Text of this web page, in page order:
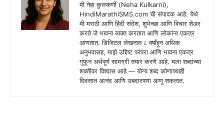
मी नेहा कुलकर्णी (Neha Kulkarni),
HindiMarathiSMS.com ची संपादक आहे. येथे
मी मराठी आणि हिंदी संदेश, शुभेच्छा आणि विचार शेअर
करते जे भावना व्यक्त करतात आणि लोकांना एकत्र
आणतात. डिजिटल लेखनात ८ वर्षांहून अधिक
अनुभवासह, माझे उद्दिष्ट परंपरा आणि भावना एकत्र
गुंफून अर्थपूर्ण सामग्री तयार करणे आहे. मला शब्दांच्या
शक्तीवर विश्वास आहे — योग्य शब्द कोणाच्याही
दिवसात आनंद आणि उबदारपणा आणू शकतात.